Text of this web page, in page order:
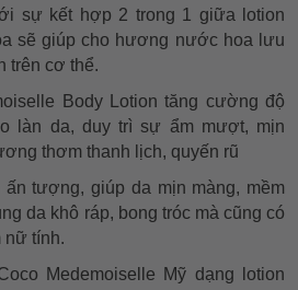
sự kết hợp 2 trong 1 giữa lotion
sẽ giúp cho hương nước hoa lưu
trên cơ thể.
Body Lotion tăng cường độ
làn da, duy trì sự ẩm mượt, mịn
thơm thanh lịch, quyến rũ
tượng, giúp da mịn màng, mềm
da khô ráp, bong tróc mà cũng có
tính.
Medemoiselle Mỹ dạng lotion